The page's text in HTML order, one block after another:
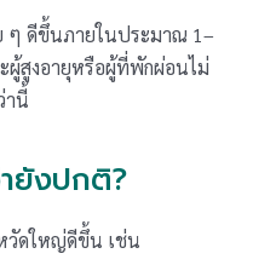
ๆ ดีขึ้นภายในประมาณ 1–
ผู้สูงอายุหรือผู้ที่พักผ่อนไม่
านี้
ยังปกติ?
วัดใหญ่ดีขึ้น เช่น